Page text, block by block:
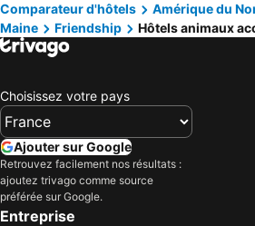
Georgetown, hôtels animaux acceptés
Owls Head, hôtels animaux acceptés
Newcastle, hôtels animaux acceptés
Spruce Head, hôtels animaux acceptés
Comparateur d'hôtels Amérique du
Maine
Friendship Hôtels animaux
Choisissez votre pays
Ajouter sur Google
Retrouvez facilement nos résultats :
ajoutez trivago comme source
préférée sur Google.
Entreprise